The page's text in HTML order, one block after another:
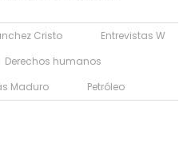
Cristo
Entrevistas W
Derechos humanos
Maduro Petróleo